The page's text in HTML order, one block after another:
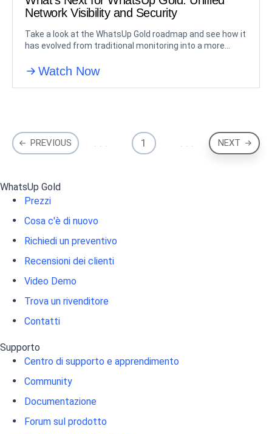
Network Visibility and Security
Take a look at the WhatsUp Gold roadmap and see how it
has evolved from traditional monitoring into a more
Watch Now
PREVIOUS 1 NEXT
WhatsUp Gold
Prezzi
Cosa c'è di nuovo
Richiedi un preventivo
Recensioni dei clienti
Video Demo
Trova un rivenditore
Contatti
Supporto
Centro di supporto e apprendimento
Community
Documentazione
Forum sul prodotto